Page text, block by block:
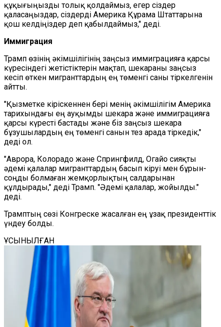
құқығыңызды толық қолдаймыз, егер сіздер
қаласаңыздар, сіздерді Америка Құрама Штаттарына
қош келдіңіздер деп қабылдаймыз," деді.
Иммиграция
Трамп өзінің әкімшілігінің заңсыз иммиграцияға қарсы
күресіндегі жетістіктерін мақтап, шекараны заңсыз
кесіп өткен мигранттардың ең төменгі саны тіркелгенін
айтты.
"Қызметке кіріскеннен бері менің әкімшілігім Америка
тарихындағы ең ауқымды шекара және иммиграцияға
қарсы күресті бастады және біз заңсыз шекара
бұзушылардың ең төменгі санын тез арада тіркедік,"
деді ол.
"Аврора, Колорадо және Спрингфилд, Огайо сияқты
әдемі қалалар мигранттардың басып кіруі мен бұрын-
соңды болмаған жемқорлықтың салдарынан
құлдырады," деді Трамп. "Әдемі қалалар, жойылды."
деді.
Трамптың сөзі Конгреске жасалған ең ұзақ президенттік
үндеу болды.
ҰСЫНЫЛҒАН